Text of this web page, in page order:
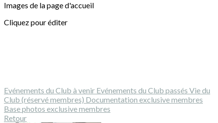
Images de la page d'accueil
Cliquez pour éditer
Evénements du Club à venir Evénements du Club passés Vie du
Club (réservé membres) Documentation exclusive membres
Base photos exclusive membres
Retour